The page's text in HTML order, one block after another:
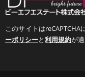
このサイトは
ーポリシーと利用規約が適